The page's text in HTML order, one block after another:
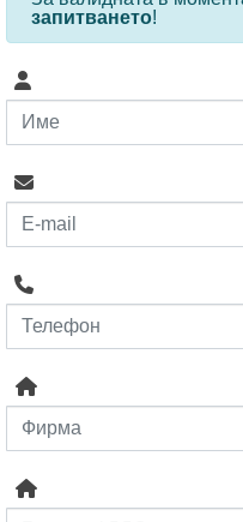
запитването!